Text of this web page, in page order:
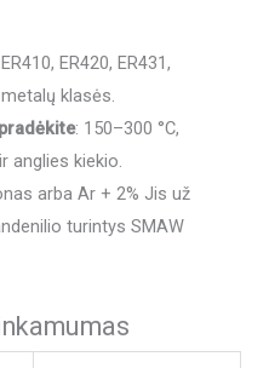
ER420, ER431,
klasės.
: 150–300 °C,
anglies kiekio.
arba Ar + 2% Jis už
turintys SMAW